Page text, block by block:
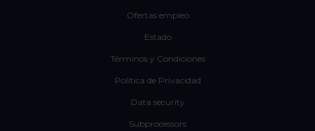
Ofertas empleo
Estado
Términos y Condiciones
Política de Privacidad
Data security
Subprocessors